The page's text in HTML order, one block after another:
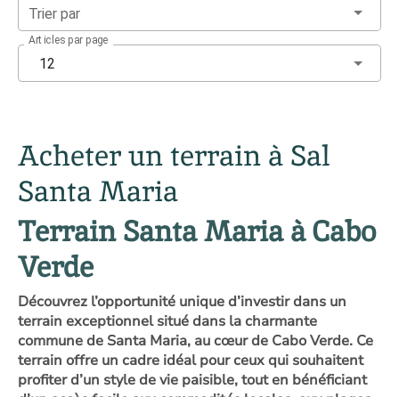
Trier par
12
Articles par page
Acheter un terrain à Sal
Santa Maria
Terrain Santa Maria à Cabo
Verde
Découvrez l’opportunité unique d’investir dans un
terrain exceptionnel situé dans la charmante
commune de Santa Maria, au cœur de Cabo Verde. Ce
terrain offre un cadre idéal pour ceux qui souhaitent
profiter d’un style de vie paisible, tout en bénéficiant